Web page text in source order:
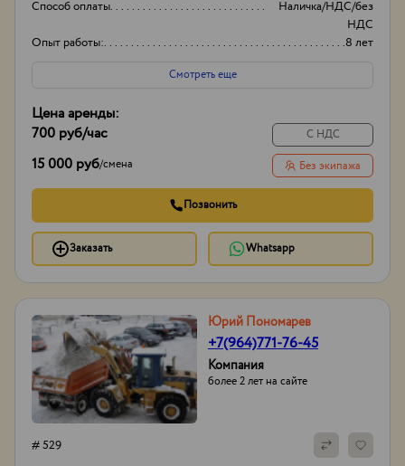
Способ оплаты
Наличка/НДС/без
НДС
Опыт работы:
8 лет
Объем
20-30
Смотреть еще
Цена аренды:
700 руб/час
15 000 руб/смена
С НДС
Без экипажа
Позвонить
Заказать Whatsapp
Юрий Пономарев
+7(964)771-76-45
Компания
более 2 лет на сайте
# 529